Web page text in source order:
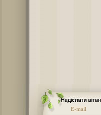
E-mail